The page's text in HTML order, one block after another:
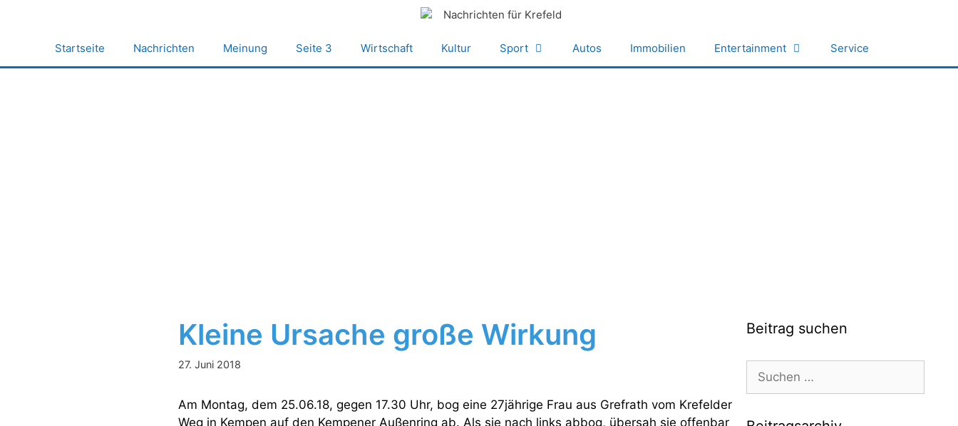
Startseite Nachrichten Meinung Seite 3 Wirtschaft Kultur Sport Autos Immobilien Entertainment Service
Kleine Ursache große Wirkung
27. Juni 2018
Am Montag, dem 25.06.18, gegen 17.30 Uhr, bog eine 27jährige Frau aus Grefrath vom Krefelder
Weg in Kempen auf den Kempener Außenring ab. Als sie nach links abbog, übersah sie offenbar
Beitrag suchen
Suchen
nach: